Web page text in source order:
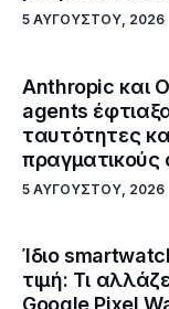
5 ΑΥΓΟΎΣΤΟΥ, 2026
Anthropic και
agents
ταυτότητες
5 ΑΥΓΟΎΣΤΟΥ, 2026
Ίδιο
τιμή: Τι